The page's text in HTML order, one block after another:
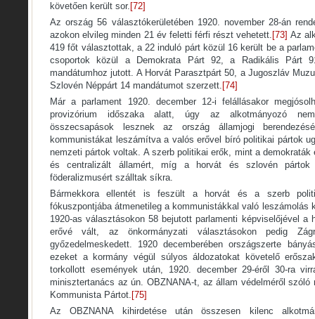
követően került sor. [72]
Az ország 56 választókerületében 1920. november 28-án
azokon elvileg minden 21 év feletti férfi részt vehetett. [73] Az
419 főt választottak, a 22 induló párt közül 16 került be a
csoportok közül a Demokrata Párt 92, a Radikális Párt
mandátumhoz jutott. A Horvát Parasztpárt 50, a Jugoszláv
Szlovén Néppárt 14 mandátumot szerzett. [74]
Már a parlament 1920. december 12-i felállásakor
provizórium időszaka alatt, úgy az alkotmányozó
összecsapások lesznek az ország államjogi
kommunistákat leszámítva a valós erővel bíró politikai pártok
nemzeti pártok voltak. A szerb politikai erők, mint a
és centralizált államért, míg a horvát és szlovén
föderalizmusért szálltak síkra.
Bármekkora ellentét is feszült a horvát és a szerb
fókuszpontjába átmenetileg a kommunistákkal való leszámolás
1920-as választásokon 58 bejutott parlamenti képviselőjével a
erővé vált, az önkormányzati választásokon pedig
győzedelmeskedett. 1920 decemberében országszerte
ezeket a kormány végül súlyos áldozatokat követelő
torkollott események után, 1920. december 29-éről 30-ra
minisztertanács az ún. OBZNANA-t, az állam védelméről szóló
Kommunista Pártot. [75]
Az OBZNANA kihirdetése után összesen kilenc